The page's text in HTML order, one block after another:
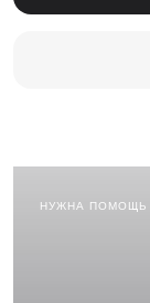
НУЖНА ПОМОЩЬ